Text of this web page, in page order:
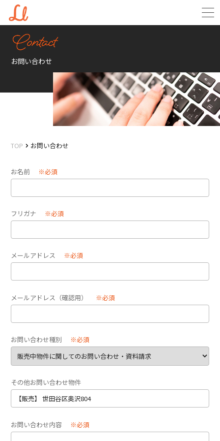
お問い合わせ
TOP お問い合わせ
お名前 ※必須
フリガナ ※必須
メールアドレス ※必須
メールアドレス（確認用） ※必須
お問い合わせ種別 ※必須
その他お問い合わせ物件
お問い合わせ内容 ※必須